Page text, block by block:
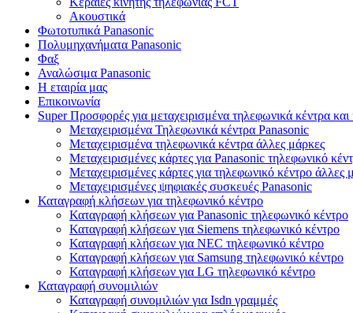
Ακουστικά
Φωτοτυπικά Panasonic
Πολυμηχανήματα Panasonic
Φαξ
Αναλώσιμα Panasonic
Η εταιρία μας
Επικοινωνία
Super Προσφορές για μεταχειρισμένα τηλεφωνικά κέντρα και
Μεταχειρισμένα Τηλεφωνικά κέντρα Panasonic
Μεταχειρισμένα τηλεφωνικά κέντρα άλλες μάρκες
Μεταχειρισμένες κάρτες για Panasonic τηλεφωνικό
Μεταχειρισμένες κάρτες για τηλεφωνικό κέντρο άλλες
Μεταχειρισμένες ψηφιακές συσκευές Panasonic
Καταγραφή κλήσεων για τηλεφωνικό κέντρο
Καταγραφή κλήσεων για Panasonic τηλεφωνικό κέντρο
Καταγραφή κλήσεων για Siemens τηλεφωνικό κέντρο
Καταγραφή κλήσεων για NEC τηλεφωνικό κέντρο
Καταγραφή κλήσεων για Samsung τηλεφωνικό κέντρο
Καταγραφή κλήσεων για LG τηλεφωνικό κέντρο
Καταγραφή συνομιλιών
Καταγραφή συνομιλιών για Isdn γραμμές